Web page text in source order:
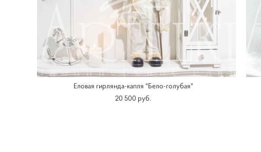
Еловая гирлянда-капля "Бело-голубая"
20 500 pуб.